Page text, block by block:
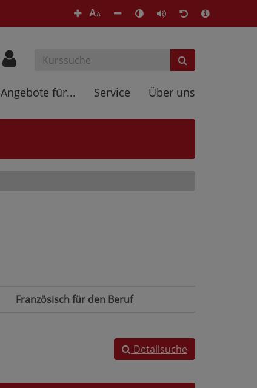
AA
Angebote für... Service Über uns
Französisch für den Beruf
Detailsuche